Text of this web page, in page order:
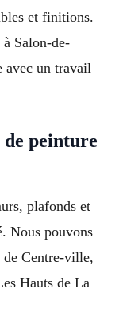
et finitions.
Salon-de-
avec un travail
de peinture
plafonds et
Nous pouvons
de Centre-ville,
Hauts de La